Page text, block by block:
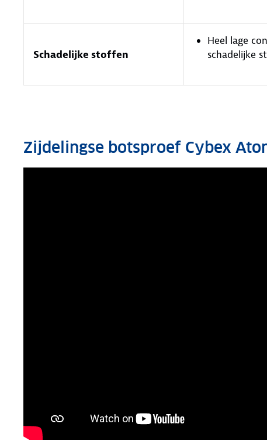
Schadelijke stoffen
Heel lage
schadelijke
Zijdelingse botsproef Cybex